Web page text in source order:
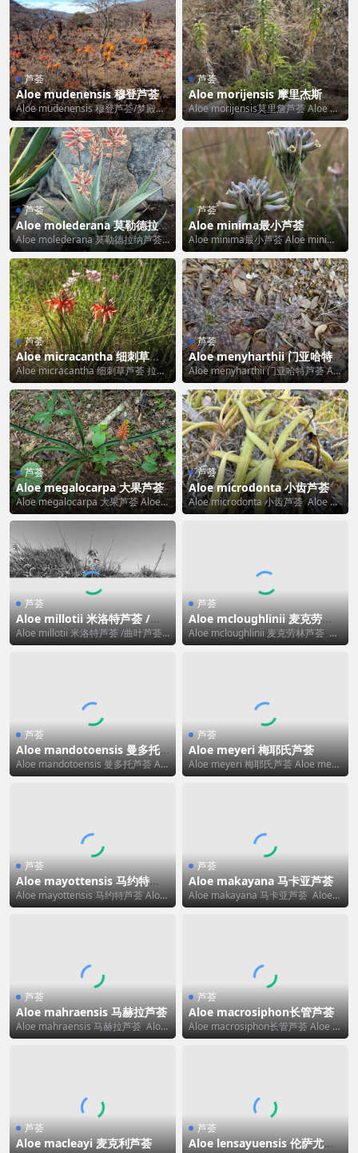
芦荟
Aloe mudenensis 穆登芦荟/
梦殿锦芦荟
Aloe mudenensis 穆登芦荟/梦殿锦
芦荟 Aloe mudenens...
芦荟
Aloe morijensis 摩里杰斯芦
荟
Aloe morijensis莫里詹芦荟 Aloe m
orijensis 的标准...
芦荟
Aloe molederana 莫勒德拉纳
芦荟
Aloe molederana 莫勒德拉纳芦荟
Aloe molederana ...
芦荟
Aloe minima最小芦荟
Aloe minima最小芦荟 Aloe minima
的标准中文翻译为“最小芦...
芦荟
Aloe micracantha 细刺草芦
荟
Aloe micracantha 细刺草芦荟 拉丁
名翻译成中文 Aloe mic...
芦荟
Aloe menyharthii 门亚哈特
芦荟
Aloe menyharthii 门亚哈特芦荟 Alo
e menyharthii...
芦荟
Aloe megalocarpa 大果芦荟
Aloe megalocarpa 大果芦荟 Aloe
megalocarpa 的...
芦荟
Aloe microdonta 小齿芦荟
Aloe microdonta 小齿芦荟 Aloe mi
crodonta 的标...
芦荟
Aloe millotii 米洛特芦荟 /曲
叶芦荟
Aloe millotii 米洛特芦荟 /曲叶芦荟
Aloe millotii ...
芦荟
Aloe mcloughlinii 麦克劳林
芦荟
Aloe mcloughlinii 麦克劳林芦荟 Al
oe mcloughli...
芦荟
Aloe mandotoensis 曼多托
芦荟
Aloe mandotoensis 曼多托芦荟 Alo
e mandotoensi...
芦荟
Aloe meyeri 梅耶氏芦荟
Aloe meyeri 梅耶氏芦荟 Aloe meye
ri 可译为 梅耶氏芦荟，...
芦荟
Aloe mayottensis 马约特芦
荟
Aloe mayottensis 马约特芦荟 Aloe
mayottensis ...
芦荟
Aloe makayana 马卡亚芦荟
Aloe makayana 马卡亚芦荟 Aloe
makayana 可译为 马...
芦荟
Aloe mahraensis 马赫拉芦荟
Aloe mahraensis 马赫拉芦荟 Aloe
mahraensis 可...
芦荟
Aloe macrosiphon长管芦荟
Aloe macrosiphon长管芦荟 Aloe m
acrosiphon 的标...
芦荟
Aloe macleayi 麦克利芦荟
芦荟
Aloe lensayuensis 伦萨尤芦